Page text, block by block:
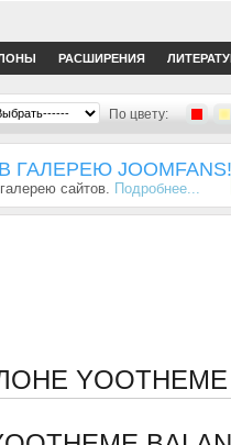
РАСШИРЕНИЯ
По цвету:
ГАЛЕРЕЮ
сайтов. Подробнее...
YOOTHEME